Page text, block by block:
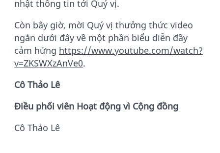
nhật thông tin tới Quý vị.
Còn bây giờ, mời Quý vị thưởng thức video
ngắn dưới đây về một phần biểu diễn đầy
cảm hứng https://www.youtube.com/watch?
v=ZKSWXzAnVe0.
Cô Thảo Lê
Điều phối viên Hoạt động vì Cộng đồng
Cô Thảo Lê